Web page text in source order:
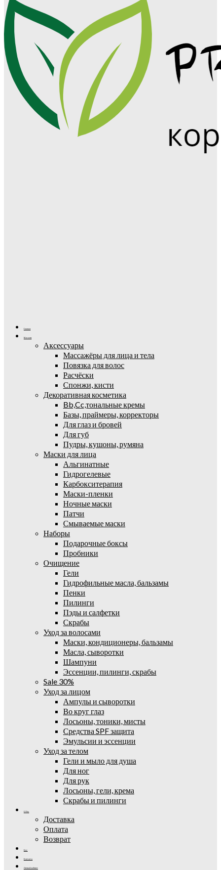
Главная
Магазин
Аксессуары
Массажёры для лица и тела
Повязка для волос
Расчёски
Спонжи, кисти
Декоративная косметика
Bb,Cc,тональные кремы
Базы, праймеры, корректоры
Для глаз и бровей
Для губ
Пудры, кушоны, румяна
Маски для лица
Альгинатные
Гидрогелевые
Карбокситерапия
Маски-пленки
Ночные маски
Патчи
Смываемые маски
Наборы
Подарочные боксы
Пробники
Очищение
Гели
Гидрофильные масла, бальзамы
Пенки
Пилинги
Пэды и салфетки
Скрабы
Уход за волосами
Маски, кондиционеры, бальзамы
Масла, сыворотки
Шампуни
Эссенции, пилинги, скрабы
Sale 30%
Уход за лицом
Ампулы и сыворотки
Во круг глаз
Лосьоны, тоники, мисты
Средства SPF защита
Эмульсии и эссенции
Уход за телом
Гели и мыло для душа
Для ног
Для рук
Лосьоны, гели, крема
Скрабы и пилинги
О Нас
Доставка
Оплата
Возврат
Блог
Контакты
Личный кабинет